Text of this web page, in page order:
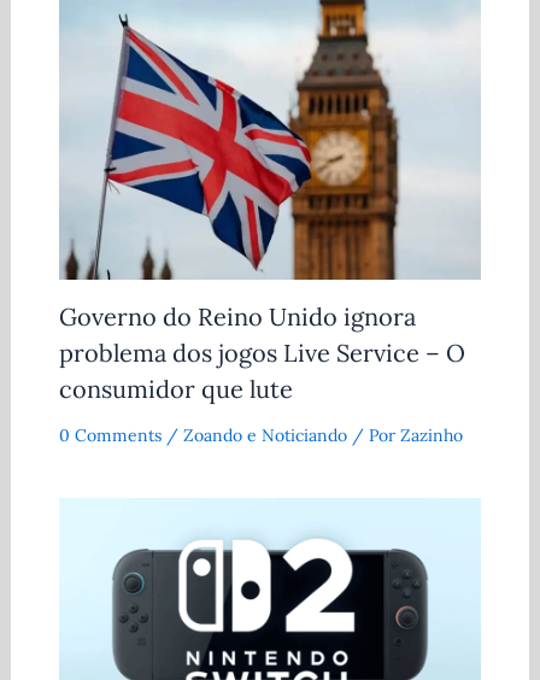
Governo do Reino Unido ignora
problema dos jogos Live Service – O
consumidor que lute
0 Comments / Zoando e Noticiando/ Por Zazinho